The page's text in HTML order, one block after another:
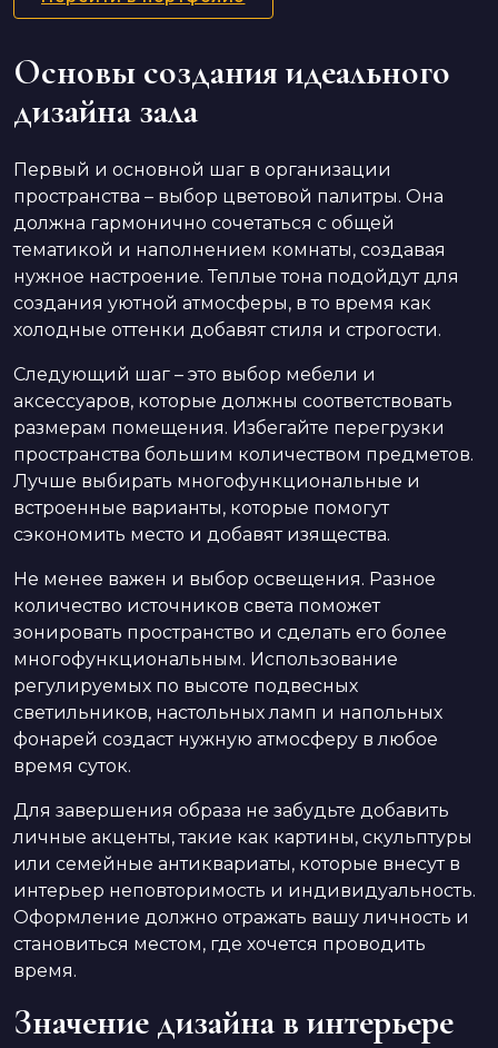
Основы создания идеального
дизайна зала
Первый и основной шаг в организации
пространства – выбор цветовой палитры. Она
должна гармонично сочетаться с общей
тематикой и наполнением комнаты, создавая
нужное настроение. Теплые тона подойдут для
создания уютной атмосферы, в то время как
холодные оттенки добавят стиля и строгости.
Следующий шаг – это выбор мебели и
аксессуаров, которые должны соответствовать
размерам помещения. Избегайте перегрузки
пространства большим количеством предметов.
Лучше выбирать многофункциональные и
встроенные варианты, которые помогут
сэкономить место и добавят изящества.
Не менее важен и выбор освещения. Разное
количество источников света поможет
зонировать пространство и сделать его более
многофункциональным. Использование
регулируемых по высоте подвесных
светильников, настольных ламп и напольных
фонарей создаст нужную атмосферу в любое
время суток.
Для завершения образа не забудьте добавить
личные акценты, такие как картины, скульптуры
или семейные антиквариаты, которые внесут в
интерьер неповторимость и индивидуальность.
Оформление должно отражать вашу личность и
становиться местом, где хочется проводить
время.
Значение дизайна в интерьере